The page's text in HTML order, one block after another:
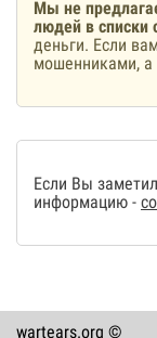
Мы не
людей в списки
деньги. Если
мошенниками, а
Если Вы
информацию -
wartears.org ©